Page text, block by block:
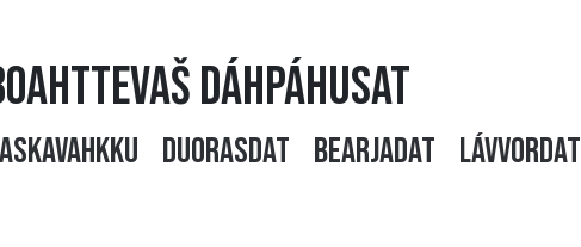
dáhpáhusat
Duorasdat Bearjadat Lávvordat